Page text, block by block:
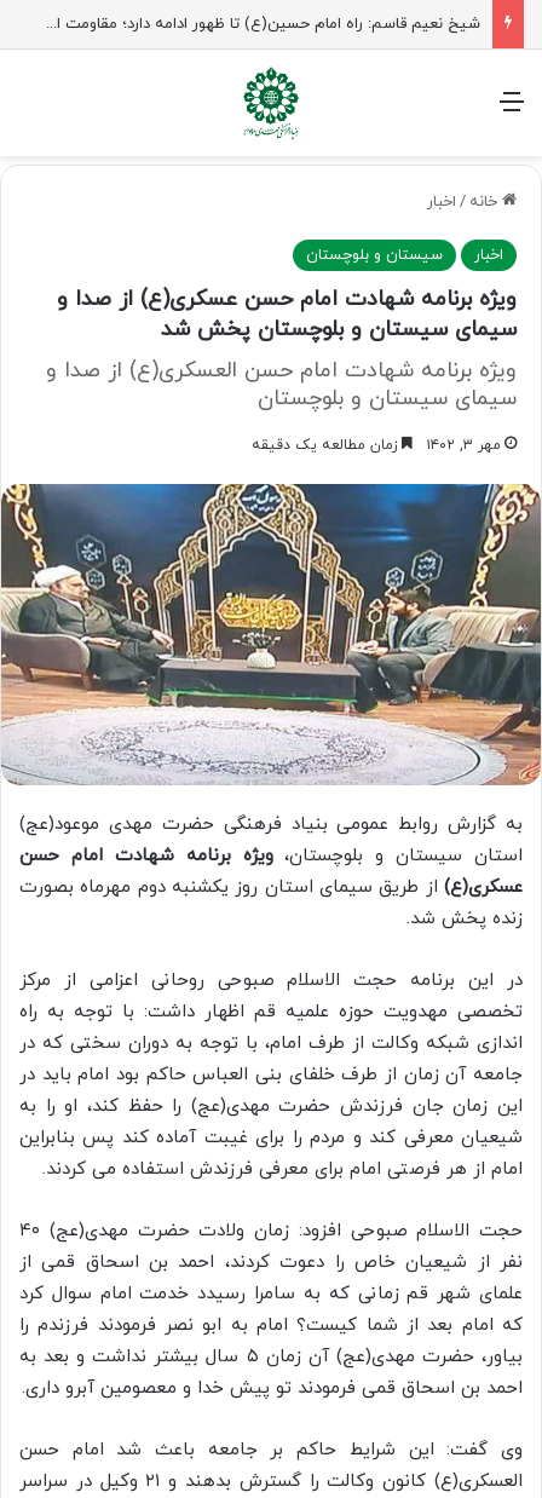
راهپیمایی اربعین، رزمایش منتظران ظهور
منو
خانه / اخبار
اخبار سیستان و بلوچستان
ویژه برنامه شهادت امام حسن عسکری(ع) از صدا و
سیمای سیستان و بلوچستان پخش شد
ویژه برنامه شهادت امام حسن العسکری(ع) از صدا و
سیمای سیستان و بلوچستان
مهر ۳, ۱۴۰۲ زمان مطالعه یک دقیقه
به گزارش روابط عمومی بنیاد فرهنگی حضرت مهدی موعود(عج)
استان سیستان و بلوچستان،ویژه برنامه شهادت امام حسن
عسکری(ع) از طریق سیمای استان روز یکشنبه دوم مهرماه بصورت
زنده پخش شد.
در این برنامه حجت الاسلام صبوحی روحانی اعزامی از مرکز
تخصصی مهدویت حوزه علمیه قم اظهار داشت: با توجه به راه
اندازی شبکه وکالت از طرف امام، با توجه به دوران سختی که در
جامعه آن زمان از طرف خلفای بنی العباس حاکم بود امام باید در
این زمان جان فرزندش حضرت مهدی(عج) را حفظ کند، او را به
شیعیان معرفی کند و مردم را برای غیبت آماده کند پس بنابراین
امام از هر فرصتی امام برای معرفی فرزندش استفاده می کردند.
حجت الاسلام صبوحی افزود: زمان ولادت حضرت مهدی(عج) ۴۰
نفر از شیعیان خاص را دعوت کردند، احمد بن اسحاق قمی از
علمای شهر قم زمانی که به سامرا رسیدد خدمت امام سوال کرد
که امام بعد از شما کیست؟ امام به ابو نصر فرمودند فرزندم را
بیاور، حضرت مهدی(عج) آن زمان ۵ سال بیشتر نداشت و بعد به
احمد بن اسحاق قمی فرمودند تو پیش خدا و معصومین آبرو داری.
وی گفت: این شرایط حاکم بر جامعه باعث شد امام حسن
العسکری(ع) کانون وکالت را گسترش بدهند و ۲۱ وکیل در سراسر